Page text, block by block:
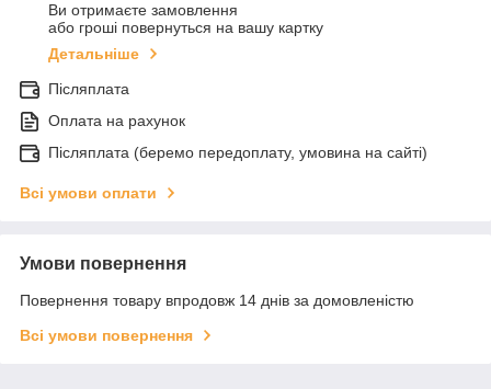
Ви отримаєте замовлення
або гроші повернуться на вашу картку
Детальніше
Післяплата
Оплата на рахунок
Післяплата (беремо передоплату, умовина на сайті)
Всі умови оплати
Умови повернення
Повернення товару впродовж 14 днів за домовленістю
Всі умови повернення